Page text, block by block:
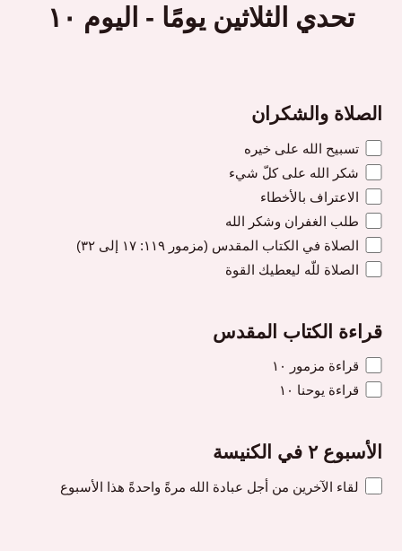
تحدي الثلاثين يومًا - اليوم ١٠
الصلاة والشكران
تسبيح الله على خيره
شكر الله على كلّ شيء
الاعتراف بالأخطاء
طلب الغفران وشكر الله
الصلاة في الكتاب المقدس (مزمور ١١٩: ١٧ إلى ٣٢)
الصلاة للّه ليعطيك القوة
قراءة الكتاب المقدس
قراءة مزمور ١٠
قراءة يوحنا ١٠
الأسبوع ٢ في الكنيسة
لقاء الآخرين من أجل عبادة الله مرةً واحدةً هذا الأسبوع